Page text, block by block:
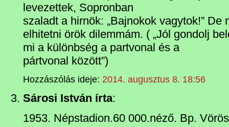
levezettek, Sopronban
szaladt a hirnök: „Bajnokok vagytok!” De
elhitetni örök dilemmám. ( „Jól gondolj
mi a különbség a partvonal és a
pártvonal között”)
Hozzászólás ideje: 2014. augusztus 8. 18:56
Sárosi István írta:
1953. Népstadion.60 000.néző. Bp.